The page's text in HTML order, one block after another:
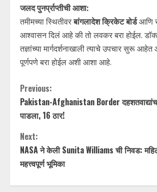
जलद पुनर्प्राप्तीची आशा:
तमीमच्या स्थितीवरबांगलादेश क्रिकेट बोर्डआणि
आश्वासन दिलं आहे की तो लवकर बरा होईल.
तज्ञांच्या मार्गदर्शनाखाली त्याचे उपचार सुरू
पूर्णपणे बरा होईल अशी आशा आहे.
C
o
n
t
Previous:
Pakistan-Afghanistan Border
पाडला, 16 ठार!
Next:
NASA ने केली Sunita Williams ची निवड:
महत्त्वपूर्ण भूमिका